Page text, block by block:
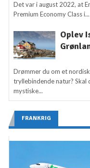
Det var i august 2022, at
Premium Economy Class i...
Oplev
Drømmer du om et
tryllebindende natur? Skal
mystiske...
FRANKRIG